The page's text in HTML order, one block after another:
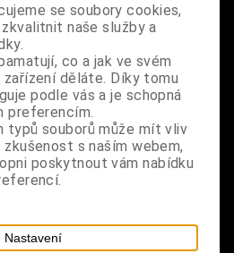
M - výška postavy 152-170
z hygienických důvodů
se soubory cookies,
naše služby a
co a jak ve svém
zařízení děláte. Díky tomu
podle vás a je schopná
preferencím.
typů souborů může mít vliv
s naším webem,
poskytnout vám nabídku
Nastavení